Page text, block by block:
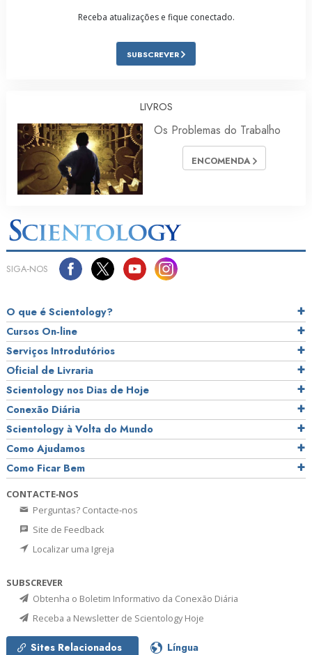
Receba atualizações e fique conectado.
SUBSCREVER
LIVROS
Os Problemas do Trabalho
ENCOMENDA
SIGA‑NOS
O que é Scientology?
Cursos On‑line
Serviços Introdutórios
Oficial de Livraria
Scientology nos Dias de Hoje
Conexão Diária
Scientology à Volta do Mundo
Como Ajudamos
Como Ficar Bem
CONTACTE‑NOS
Perguntas? Contacte‑nos
Site de Feedback
Localizar uma Igreja
SUBSCREVER
Obtenha o Boletim Informativo da Conexão Diária
Receba a Newsletter de Scientology Hoje
Sites Relacionados Língua